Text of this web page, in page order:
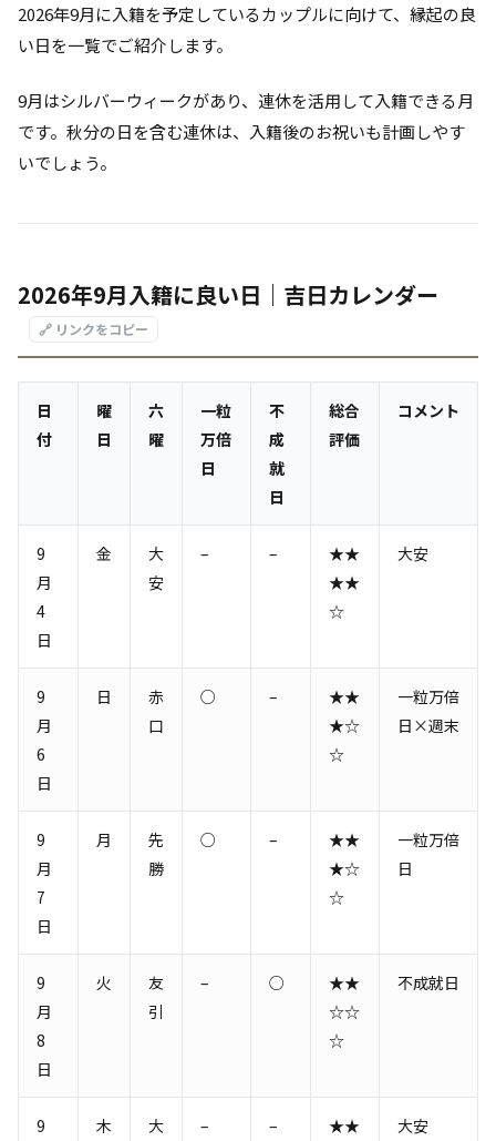
2026年9月に入籍を予定しているカップルに向けて、縁起の良
い日を一覧でご紹介します。
9月はシルバーウィークがあり、連休を活用して入籍できる月
です。秋分の日を含む連休は、入籍後のお祝いも計画しやす
いでしょう。
2026年9月入籍に良い日｜吉日カレンダー
🔗 リンクをコピー
日
付
曜
日
六
曜
一粒
万倍
日
不
成
就
日
総合
評価
コメント
9
月
4
日
金
大
安
– –
★★
★★
☆
大安
9
月
6
日
日
赤
口
○ –
★★
★☆
☆
一粒万倍
日×週末
9
月
7
日
月
先
勝
○ –
★★
★☆
☆
一粒万倍
日
9
月
8
日
火
友
引
– ○
★★
☆☆
☆
不成就日
9
木
大
– –
★★
大安